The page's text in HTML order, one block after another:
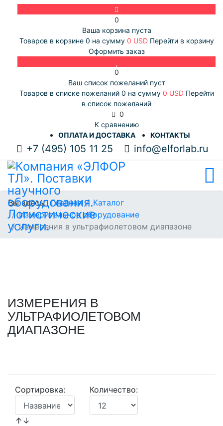
0
Ваша корзина пуста
Товаров в корзине 0 на сумму 0 USD Перейти в корзину
Оформить заказ
0
Ваш список пожеланий пуст
Товаров в списке пожеланий 0 на сумму 0 USD Перейти
в список пожеланий
0
К сравнению
ОПЛАТА И ДОСТАВКА
КОНТАКТЫ
+7 (495) 105 11 25 info@elforlab.ru
Вы здесь:Главная
Каталог
Измерительное оборудование
Измерения в ультрафиолетовом диапазоне
ИЗМЕРЕНИЯ В
УЛЬТРАФИОЛЕТОВОМ
ДИАПАЗОНЕ
Сортировка:
↑↓
Количество: